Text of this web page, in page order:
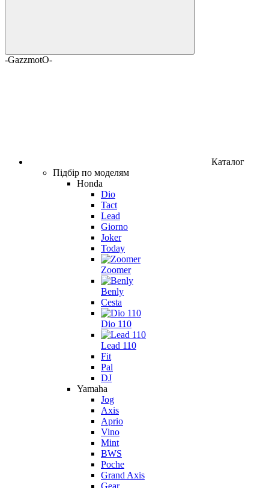
-GazzmotO-
Каталог
Підбір по моделям
Honda
Dio
Tact
Lead
Giorno
Joker
Today
Zoomer
Benly
Cesta
Dio 110
Lead 110
Fit
Pal
DJ
Yamaha
Jog
Axis
Aprio
Vino
Mint
BWS
Poche
Grand Axis
Gear